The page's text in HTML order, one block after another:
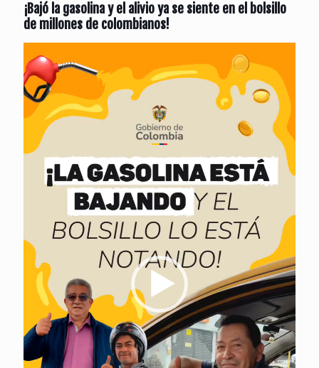
¡Bajó la gasolina y el alivio ya se siente en el bolsillo
de millones de colombianos!
de
vídeo